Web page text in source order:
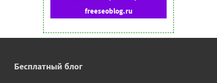
freeseoblog.ru
Бесплатный блог